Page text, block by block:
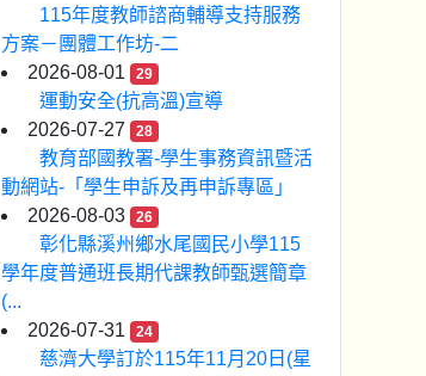
115年度教師諮商輔導支持服務
方案－團體工作坊-二
2026-08-01
29
運動安全(抗高溫)宣導
2026-07-27
28
教育部國教署-學生事務資訊暨活
動網站-「學生申訴及再申訴專區」
2026-08-03
26
彰化縣溪州鄉水尾國民小學115
學年度普通班長期代課教師甄選簡章
(...
2026-07-31
24
慈濟大學訂於115年11月20日(星